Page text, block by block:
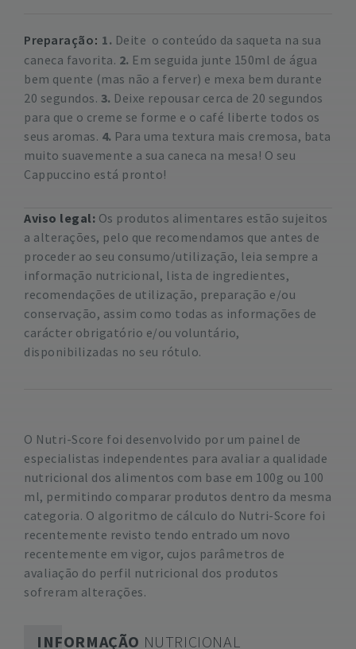
Preparação 1. Deite o conteúdo da saqueta na sua
caneca favorita. 2. Em seguida junte 150ml de água
bem quente (mas não a ferver) e mexa bem durante
20 segundos. 3. Deixe repousar cerca de 20 segundos
para que o creme se forme e o café liberte todos os
seus aromas. 4. Para uma textura mais cremosa, bata
muito suavemente a sua caneca na mesa! O seu
Cappuccino está pronto!
Aviso legal: Os produtos alimentares estão sujeitos
a alterações, pelo que recomendamos que antes de
proceder ao seu consumo/utilização, leia sempre a
informação nutricional, lista de ingredientes,
recomendações de utilização, preparação e/ou
conservação, assim como todas as informações de
carácter obrigatório e/ou voluntário,
disponibilizadas no seu rótulo.
O Nutri-Score foi desenvolvido por um painel de
especialistas independentes para avaliar a qualidade
nutricional dos alimentos com base em 100g ou 100
ml, permitindo comparar produtos dentro da mesma
categoria. O algoritmo de cálculo do Nutri-Score foi
recentemente revisto tendo entrado um novo
recentemente em vigor, cujos parâmetros de
avaliação do perfil nutricional dos produtos
sofreram alterações.
INFORMAÇÃO NUTRICIONAL